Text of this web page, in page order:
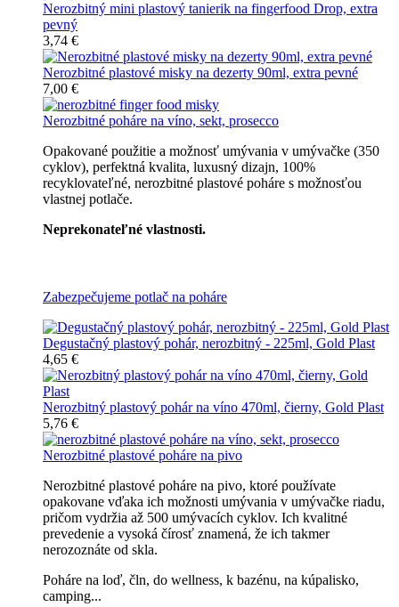
Nerozbitný mini plastový tanierik na fingerfood Drop, extra
pevný
3,74 €
Nerozbitné plastové misky na dezerty 90ml, extra pevné
7,00 €
Nerozbitné poháre na víno, sekt, prosecco
Opakované použitie a možnosť umývania v umývačke (350
cyklov), perfektná kvalita, luxusný dizajn, 100%
recyklovateľné, nerozbitné plastové poháre s možnosťou
vlastnej potlače.
Neprekonateľné vlastnosti.
Zabezpečujeme potlač na poháre
Degustačný plastový pohár, nerozbitný - 225ml, Gold Plast
4,65 €
Nerozbitný plastový pohár na víno 470ml, čierny, Gold Plast
5,76 €
Nerozbitné plastové poháre na pivo
Nerozbitné plastové poháre na pivo, ktoré používate
opakovane vďaka ich možnosti umývania v umývačke riadu,
pričom vydržia až 500 umývacích cyklov. Ich kvalitné
prevedenie a vysoká čírosť znamená, že ich takmer
nerozoznáte od skla.
Poháre na loď, čln, do wellness, k bazénu, na kúpalisko,
camping...